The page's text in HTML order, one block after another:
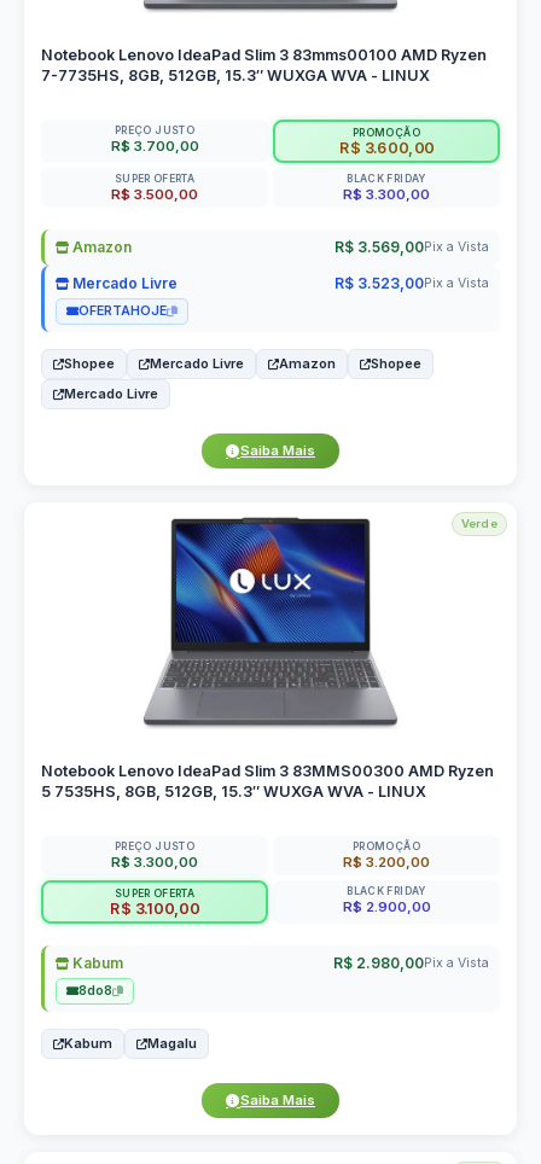
Notebook Lenovo IdeaPad Slim 3 83mms00100 AMD Ryzen
7-7735HS, 8GB, 512GB, 15.3″ WUXGA WVA - LINUX
PREÇO JUSTO
R$ 3.700,00
PROMOÇÃO
R$ 3.600,00
SUPER OFERTA
R$ 3.500,00
BLACK FRIDAY
R$ 3.300,00
Amazon R$ 3.569,00Pix a Vista
Mercado Livre R$ 3.523,00Pix a Vista
OFERTAHOJE
Shopee Mercado Livre Amazon
Shopee
Mercado Livre
Saiba Mais
Verde
Notebook Lenovo IdeaPad Slim 3 83MMS00300 AMD Ryzen
5 7535HS, 8GB, 512GB, 15.3″ WUXGA WVA - LINUX
PREÇO JUSTO
R$ 3.300,00
PROMOÇÃO
R$ 3.200,00
SUPER OFERTA
R$ 3.100,00
BLACK FRIDAY
R$ 2.900,00
Kabum R$ 2.980,00Pix a Vista
8do8
Kabum Magalu
Saiba Mais